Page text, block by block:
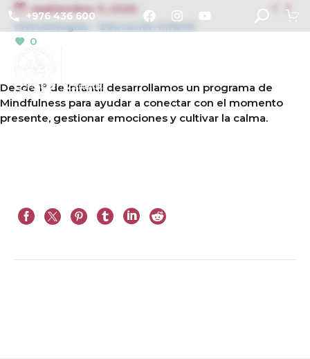
+976 436 600  
septiembre 11, 2025
Metodologías – Educación Infantil
0
Desde 1º de Infantil desarrollamos un programa de
Mindfulness para ayudar a conectar con el momento
presente, gestionar emociones y cultivar la calma.